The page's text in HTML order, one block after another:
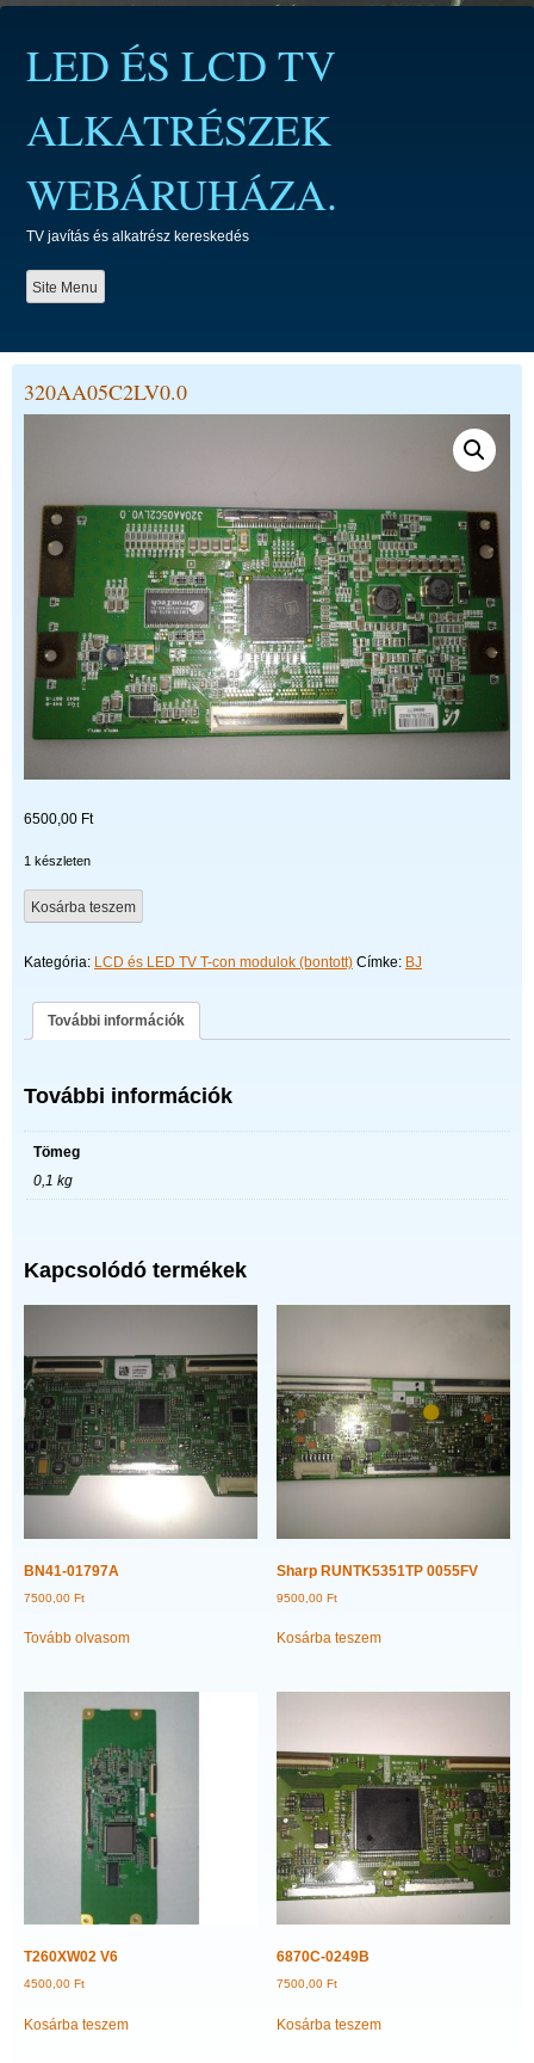
contentLED ÉS LCD TV
ALKATRÉSZEK
WEBÁRUHÁZA.
TV javítás és alkatrész kereskedés
Site Menu
320AA05C2LV0.0
6500,00 Ft
1 készleten
320AA05C2LV0.0
mennyiség
Kosárba teszem
Kategória: LCD és LED TV T-con modulok (bontott) Címke: BJ
További információk
További információk
Tömeg
0,1 kg
Kapcsolódó termékek
BN41-01797A
7500,00 Ft
Tovább olvasom
Sharp RUNTK5351TP 0055FV
9500,00Ft
Kosárba teszem
T260XW02 V6
4500,00 Ft
Kosárba teszem
6870C-0249B
7500,00 Ft
Kosárba teszem